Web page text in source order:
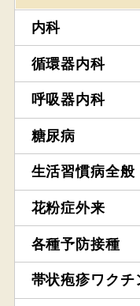
内科
循環器内科
呼吸器内科
糖尿病
生活習慣病全般
花粉症外来
各種予防接種
帯状疱疹ワクチ